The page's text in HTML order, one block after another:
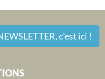
c'est ici !